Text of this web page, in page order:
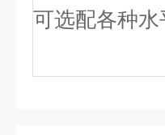
可选配各种